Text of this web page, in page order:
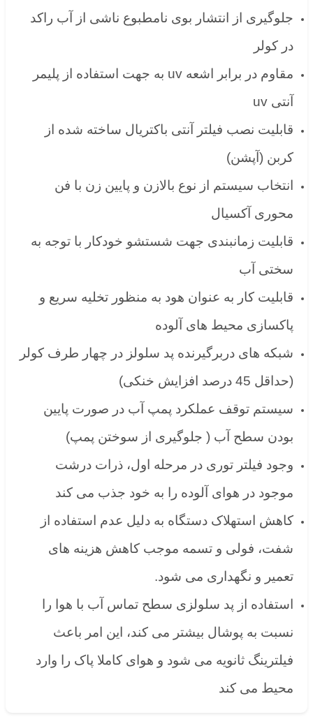
جلوگیری از انتشار بوی نامطبوع ناشی از آب راکد
در کولر
مقاوم در برابر اشعه uv به جهت استفاده از پلیمر
آنتی uv
قابلیت نصب فیلتر آنتی باکتریال ساخته شده از
کربن (آپشن)
انتخاب سیستم از نوع بالازن و پایین زن با فن
محوری آکسیال
قابلیت زمانبندی جهت شستشو خودکار با توجه به
سختی آب
قابلیت کار به عنوان هود به منظور تخلیه سریع و
پاکسازی محیط های آلوده
شبکه های دربرگیرنده پد سلولز در چهار طرف کولر
(حداقل 45 درصد افزایش خنکی)
سیستم توقف عملکرد پمپ آب در صورت پایین
بودن سطح آب ( جلوگیری از سوختن پمپ)
وجود فیلتر توری در مرحله اول، ذرات درشت
موجود در هوای آلوده را به خود جذب می کند
کاهش استهلاک دستگاه به دلیل عدم استفاده از
شفت، فولی و تسمه موجب کاهش هزینه های
تعمیر و نگهداری می شود.
استفاده از پد سلولزی سطح تماس آب با هوا را
نسبت به پوشال بیشتر می کند، این امر باعث
فیلترینگ ثانویه می شود و هوای کاملا پاک را وارد
محیط می کند